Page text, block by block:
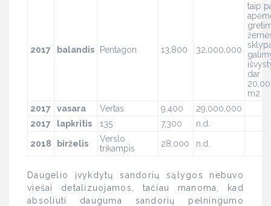
2017 balandis Pentagon 13,800 32,000,000
taip
dar
m2
2017
vasara Vertas 9,400
29,000,000
2017
lapkritis 135 7,300 n.d.
2018 birželis
Verslo
trikampis
28,000 n.d.
Daugelio įvykdytų sandorių sąlygos nebuvo
viešai detalizuojamos, tačiau manoma, kad
absoliuti dauguma sandorių pelningumo